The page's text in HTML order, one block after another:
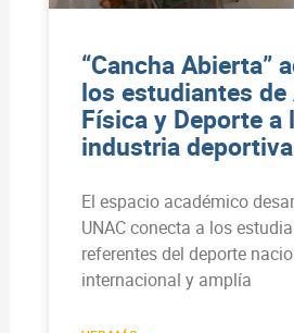
“Cancha Abierta”
los estudiantes
Física y Deporte a
industria deportiva
El espacio académico
UNAC conecta a los
referentes del deporte
internacional y amplía